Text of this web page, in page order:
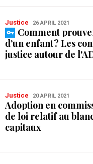
Justice 26 APRIL 2021
Comment
d’un enfant ? Les
justice autour de
Justice 20 APRIL 2021
Adoption en
de loi relatif au
capitaux